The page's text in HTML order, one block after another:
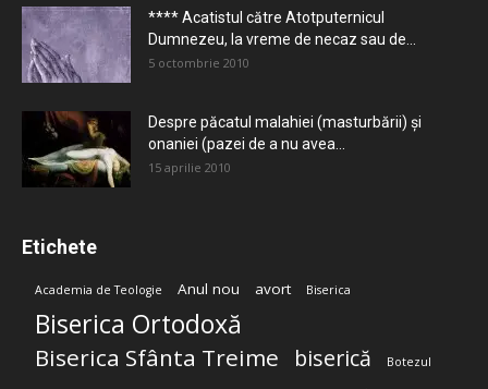
**** Acatistul către Atotputernicul
Dumnezeu, la vreme de necaz sau de...
5 octombrie 2010
Despre păcatul malahiei (masturbării) şi
onaniei (pazei de a nu avea...
15 aprilie 2010
Etichete
Academia de Teologie Anul nou avort Biserica
Biserica Ortodoxă
Biserica Sfânta Treime biserică Botezul